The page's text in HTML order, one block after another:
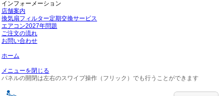
インフォーメーション
店舗案内
換気扇フィルター定期交換サービス
エアコン2027年問題
ご注文の流れ
お問い合わせ
ホーム
メニューを閉じる
パネルの開閉は左右のスワイプ操作（フリック）でも行うことができます